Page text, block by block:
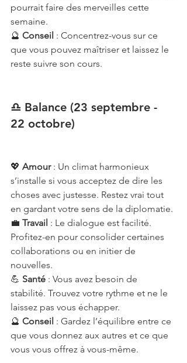
pourrait faire des merveilles cette
semaine.
🔮 Conseil : Concentrez-vous sur ce
que vous pouvez maîtriser et laissez le
reste suivre son cours.
♎ Balance (23 septembre -
22 octobre)
💖 Amour : Un climat harmonieux
s’installe si vous acceptez de dire les
choses avec justesse. Restez vrai tout
en gardant votre sens de la diplomatie.
💼 Travail : Le dialogue est facilité.
Profitez-en pour consolider certaines
collaborations ou en initier de
nouvelles.
💪 Santé : Vous avez besoin de
stabilité. Trouvez votre rythme et ne le
laissez pas vous échapper.
🔮 Conseil : Gardez l’équilibre entre ce
que vous donnez aux autres et ce que
vous vous offrez à vous-même.